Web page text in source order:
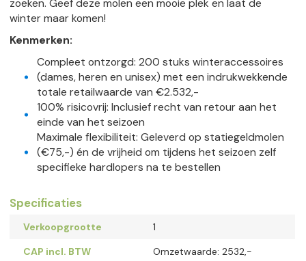
zoeken. Geef deze molen een mooie plek en laat de
winter maar komen!
Kenmerken:
Compleet ontzorgd: 200 stuks winteraccessoires
(dames, heren en unisex) met een indrukwekkende
totale retailwaarde van €2.532,-
100% risicovrij: Inclusief recht van retour aan het
einde van het seizoen
Maximale flexibiliteit: Geleverd op statiegeldmolen
(€75,-) én de vrijheid om tijdens het seizoen zelf
specifieke hardlopers na te bestellen
Specificaties
Verkoopgrootte
1
CAP incl. BTW
Omzetwaarde: 2532,-